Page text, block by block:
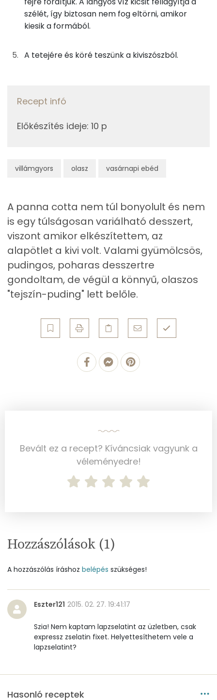
villámgyors olasz vasárnapi ebéd
Niacin - B3 vitamin:
Összesen
Zsír
Telített zsírsav
Többszörösen telítetlen zsírsav
Koleszterin
Ásványi anyagok
Összesen
Szelén
4 mg
Nátrium
80 mg
Összesen
Cukor
Élelmi rost
2 mg
Összesen 165.8 g
Összesen
szélét, így biztosan nem fog eltörni, amikor
kiesik a formából.
A tetejére és köré teszünk a kiviszószból.
Recept infó
Előkészítés ideje: 10 p
A panna cotta nem túl bonyolult és nem
is egy túlságosan variálható desszert,
viszont amikor elkészítettem, az
alapötlet a kivi volt. Valami gyümölcsös,
pudingos, poharas desszertre
gondoltam, de végül a könnyű, olaszos
"tejszín-puding" lett belőle.
Bevált ez a recept? Kíváncsiak vagyunk a
véleményedre!
Hozzászólások (1)
A hozzászólás íráshoz belépés szükséges!
Eszter121 2015. 02. 27. 19:41:17
Szia! Nem kaptam lapzselatint az üzletben, csak
expressz zselatin fixet. Helyettesíthetem vele a
lapzselatint?
Hasonló receptek